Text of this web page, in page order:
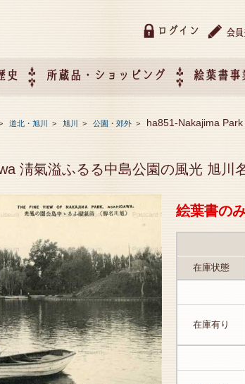
ログイン
史 所蔵品・ショッピング 絵葉書事
て
作）につ
道北・旭川 > 旭川 > 公園・郊外 > ha851-Nakajima
淸氣溢ふるる中島公園の風光 旭川
絵葉書の
在庫状態
在庫有り